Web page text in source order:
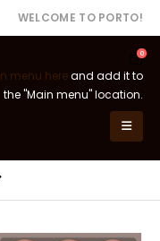
WELCOME TO PORTO!
0
menu hereand add it to
the "Main menu" location.